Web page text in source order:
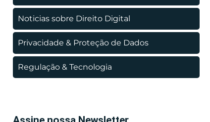
Noticias sobre Direito Digital
Privacidade & Proteção de Dados
Regulação & Tecnologia